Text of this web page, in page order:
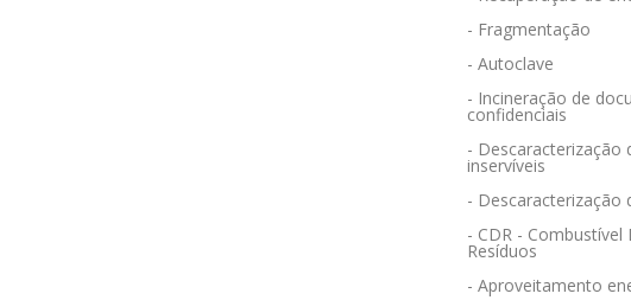
- Fragmentação
- Autoclave
- Incineração de
confidenciais
- Descaracterização
inservíveis
- Descaracterização
- CDR - Combustível
Resíduos
- Aproveitamento